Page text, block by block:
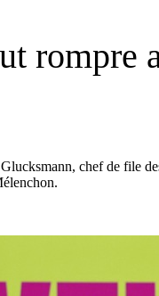
rompre
chef de file